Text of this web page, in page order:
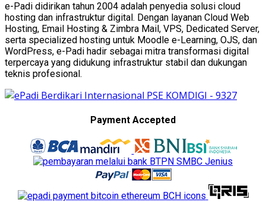
e-Padi didirikan tahun 2004 adalah penyedia solusi cloud
hosting dan infrastruktur digital. Dengan layanan Cloud Web
Hosting, Email Hosting & Zimbra Mail, VPS, Dedicated Server,
serta specialized hosting untuk Moodle e-Learning, OJS, dan
WordPress, e-Padi hadir sebagai mitra transformasi digital
terpercaya yang didukung infrastruktur stabil dan dukungan
teknis profesional.
Payment Accepted